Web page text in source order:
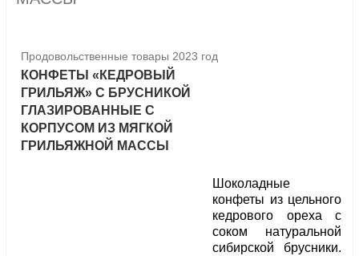
Продовольственные товары 2023 год
КОНФЕТЫ «КЕДРОВЫЙ
ГРИЛЬЯЖ» С БРУСНИКОЙ
ГЛАЗИРОВАННЫЕ С
КОРПУСОМ ИЗ МЯГКОЙ
ГРИЛЬЯЖНОЙ МАССЫ
Шоколадные
конфеты из цельного
кедрового ореха с
соком натуральной
сибирской брусники.